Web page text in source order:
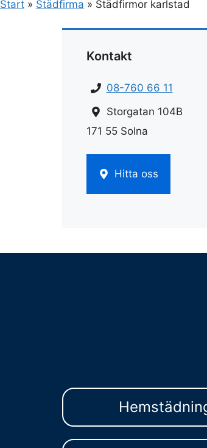
Start » Städfirma » Städfirmor karlstad
Kontakt
08-760 66 11
Storgatan 104B
171 55 Solna
Hitta oss